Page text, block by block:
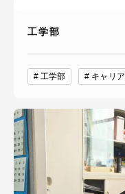
工学部
工学部 キャリア